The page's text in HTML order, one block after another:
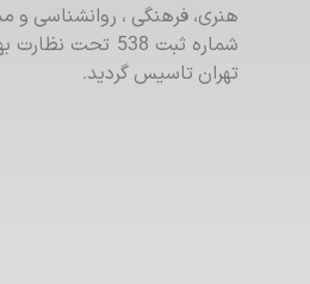
هنری، فرهنگی ، روانشناسی و
شماره ثبت 538 تحت
تهران تاسیس گردید.